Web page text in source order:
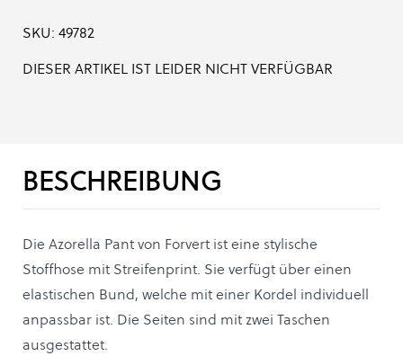
SKU: 49782
DIESER ARTIKEL IST LEIDER NICHT VERFÜGBAR
BESCHREIBUNG
Die Azorella Pant von Forvert ist eine stylische
Stoffhose mit Streifenprint. Sie verfügt über einen
elastischen Bund, welche mit einer Kordel individuell
anpassbar ist. Die Seiten sind mit zwei Taschen
ausgestattet.